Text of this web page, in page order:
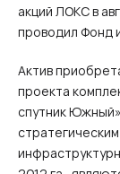
акций ЛОКС в
проводил Фонд
Актив
проекта
спутник